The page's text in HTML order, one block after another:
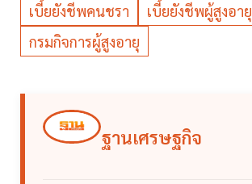
เบี้ยยังชีพคนชรา
เบี้ยยังชีพผู้สูงอายุ
กรมกิจการผู้สูงอายุ
ฐานเศรษฐกิจ